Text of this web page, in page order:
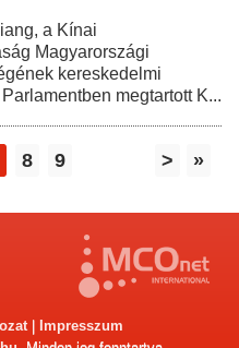
a Kínai
Magyarországi
kereskedelmi
megtartott K...
8 9 > »
| Impresszum